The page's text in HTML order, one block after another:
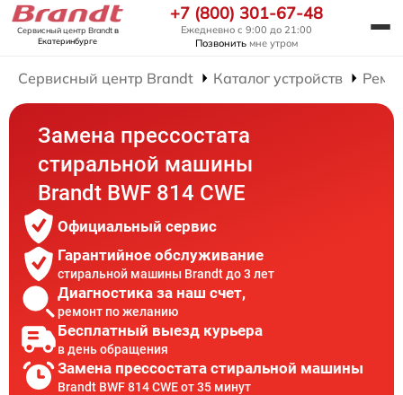
Сервисный центр Brandtв
Екатеринбурге
+7 (800) 301-67-48
Ежедневно с 9:00 до 21:00
Позвонить мне утром
Сервисный центр Brandt Каталог устройств
Замена прессостата
стиральной машины
Brandt BWF 814 CWE
Официальный сервис
Гарантийное обслуживание
стиральной машины Brandt до 3 лет
Диагностика за наш счет,
ремонт по желанию
Бесплатный выезд курьера
в день обращения
Замена прессостата стиральной машины
Brandt BWF 814 CWE от 35 минут